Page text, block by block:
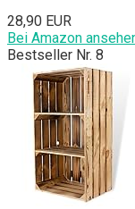
28,90 EUR
Bei Amazon
Bestseller Nr. 8